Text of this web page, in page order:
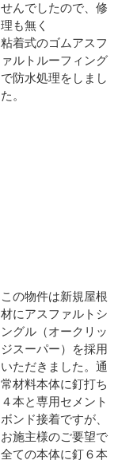
せんでしたので、修
理も無く
粘着式のゴムアスフ
ァルトルーフィング
で防水処理をしまし
た。
この物件は新規屋根
材にアスファルトシ
ングル（オークリッ
ジスーパー）を採用
いただきました。通
常材料本体に釘打ち
４本と専用セメント
ボンド接着ですが、
お施主様のご要望で
全ての本体に釘６本